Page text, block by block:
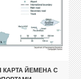
ЙЕМЕНА С